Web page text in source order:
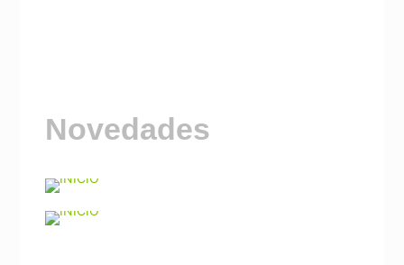
Novedades
Visitá nuestro Canal
Noticias